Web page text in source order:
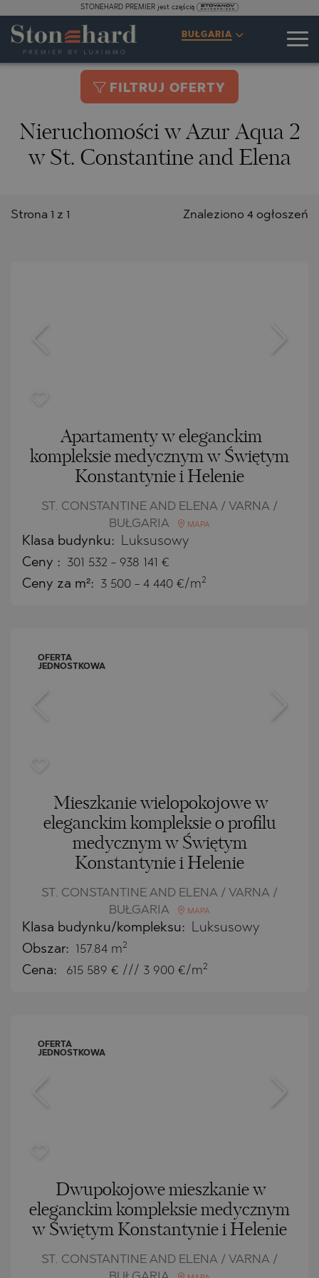
STONEHARD PREMIER jest częścią
BUŁGARIA
FILTRUJ OFERTY
Nieruchomości w Azur Aqua 2
w St. Constantine and Elena
Znaleziono 4 ogłoszeń
Strona 1 z 1
Apartamenty w eleganckim
kompleksie medycznym w Świętym
Konstantynie i Helenie
ST. CONSTANTINE AND ELENA / VARNA /
BUŁGARIA
MAPA
Klasa budynku: Luksusowy
Ceny : 301 532 - 938 141 €
Ceny za m²: 3 500 - 4 440 €/m2
OFERTA
JEDNOSTKOWA
Mieszkanie wielopokojowe w
eleganckim kompleksie o profilu
medycznym w Świętym
Konstantynie i Helenie
ST. CONSTANTINE AND ELENA / VARNA /
BUŁGARIA
MAPA
Klasa budynku/kompleksu: Luksusowy
Obszar: 157.84 m2
Cena: 615 589 € /// 3 900 €/m2
OFERTA
JEDNOSTKOWA
Dwupokojowe mieszkanie w
eleganckim kompleksie medycznym
w Świętym Konstantynie i Helenie
ST. CONSTANTINE AND ELENA / VARNA /